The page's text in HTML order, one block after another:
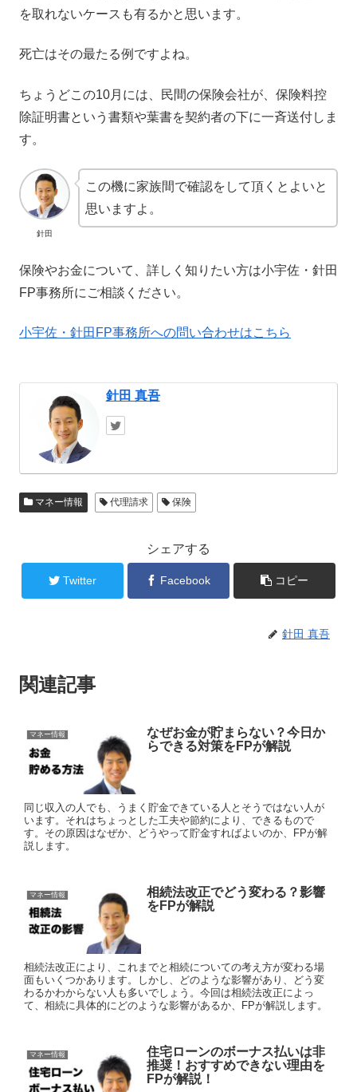
を取れないケースも有るかと思います。
死亡はその最たる例ですよね。
ちょうどこの10月には、民間の保険会社が、保険料控
除証明書という書類や葉書を契約者の下に一斉送付しま
す。
針田
この機に家族間で確認をして頂くとよいと
思いますよ。
保険やお金について、詳しく知りたい方は小宇佐・針田
FP事務所にご相談ください。
小宇佐・針田FP事務所への問い合わせはこちら
針田 真吾
マネー情報 代理請求 保険
シェアする
Twitter Facebook コピー
針田 真吾
関連記事
マネー情報
なぜお金が貯まらない？今日か
らできる対策をFPが解説
同じ収入の人でも、うまく貯金できている人とそうではない人が
います。それはちょっとした工夫や節約により、できるもので
す。その原因はなぜか、どうやって貯金すればよいのか、FPが解
説します。
マネー情報
相続法改正でどう変わる？影響
をFPが解説
相続法改正により、これまでと相続についての考え方が変わる場
面もいくつかあります。しかし、どのような影響があり、どう変
わるかわからない人も多いでしょう。今回は相続法改正によっ
て、相続に具体的にどのような影響があるか、FPが解説します。
マネー情報
住宅ローンのボーナス払いは非
推奨！おすすめできない理由を
FPが解説！